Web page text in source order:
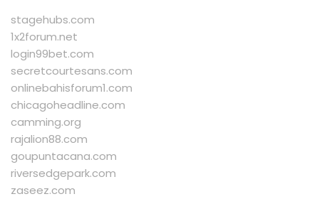
stagehubs.com
1x2forum.net
login99bet.com
secretcourtesans.com
onlinebahisforum1.com
chicagoheadline.com
camming.org
rajalion88.com
goupuntacana.com
riversedgepark.com
zaseez.com